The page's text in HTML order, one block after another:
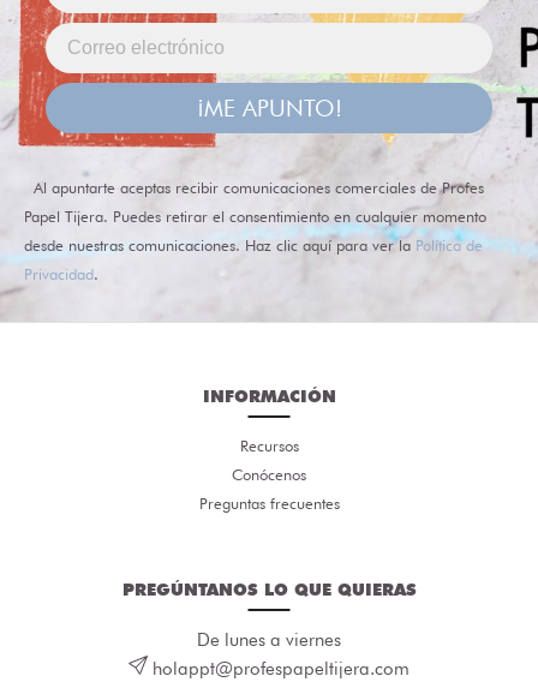
¡ME APUNTO!
Al apuntarte aceptas recibir comunicaciones comerciales de Profes
Papel Tijera. Puedes retirar el consentimiento en cualquier momento
desde nuestras comunicaciones. Haz clic aquí para ver la Política de
Privacidad.
INFORMACIÓN
Recursos
Conócenos
Preguntas frecuentes
PREGÚNTANOS LO QUE QUIERAS
De lunes a viernes
holappt@profespapeltijera.com